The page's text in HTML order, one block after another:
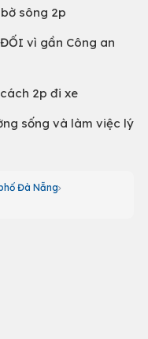
sông 2p
vì gần Công an
2p đi xe
sống và làm việc lý
Đà Nẵng